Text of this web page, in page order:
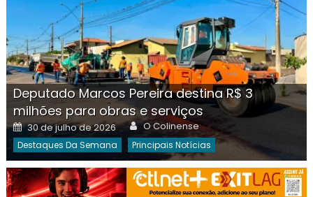
Deputado Marcos Pereira destina R$ 3
milhões para obras e serviços
Posted
on
30 de julho de 2026 Author
O Colinense
Destaques Da Semana Principais Notícias